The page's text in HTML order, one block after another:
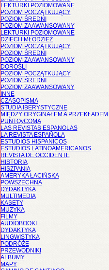
LEKTURKI POZIOMOWANE
POZIOM POCZĄTKUJĄCY
POZIOM ŚREDNI
POZIOM ZAAWANSOWANY
LEKTURKI POZIOMOWANE
DZIECI I MŁODZIEŻ
POZIOM POCZĄTKUJĄCY
POZIOM ŚREDNI
POZIOM ZAAWANSOWANY
DOROŚLI
POZIOM POCZĄTKUJĄCY
POZIOM ŚREDNI
POZIOM ZAAWANSOWANY
INNE
CZASOPISMA
STUDIA IBERYSTYCZNE
MIĘDZY ORYGINAŁEM A PRZEKŁADEM
PUNTOyCOMA
LAS REVISTAS ESPANOLAS
LA REVISTA ESPAÑOLA
ESTUDIOS HISPANICOS
ESTUDIOS LATINOAMERICANOS
REVISTA DE OCCIDENTE
HISTORIA
HISZPANIA
AMERYKA ŁACIŃSKA
POWSZECHNA
DYDAKTYKA
MULTIMEDIA
KASETY
MUZYKA
FILMY
AUDIOBOOKI
DYDAKTYKA
LINGWISTYKA
PODRÓŻE
PRZEWODNIKI
ALBUMY
MAPY